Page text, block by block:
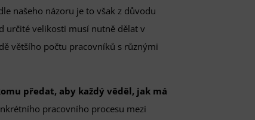
našeho názoru je to však z důvodu
určité velikosti musí nutně dělat v
většího počtu pracovníků s různými
předat, aby každý věděl, jak má
pracovního procesu mezi